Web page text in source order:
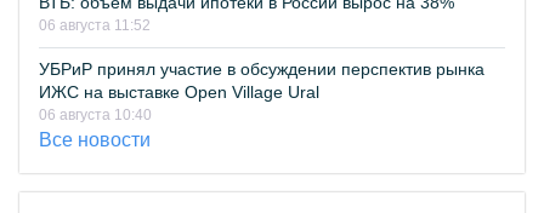
06 августа 11:52
УБРиР принял участие в обсуждении перспектив рынка
ИЖС на выставке Open Village Ural
06 августа 10:40
Все новости